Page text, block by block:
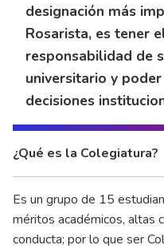
designación más
Rosarista, es tener
responsabilidad de
universitario y
decisiones
¿Qué es la Colegiatura?
Es un grupo de 15
méritos académicos, altas
conducta; por lo que ser